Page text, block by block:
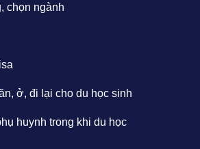
chọn ngành
ở, đi lại cho du học sinh
huynh trong khi du học